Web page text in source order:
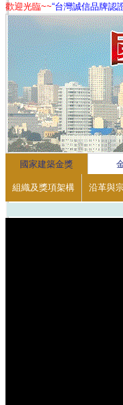
歡迎光臨~~“台灣誠信品牌認
1
2
3
4
國家建築金獎
組織及獎項架構 沿革與